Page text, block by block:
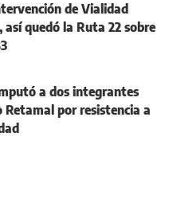
de Vialidad
así quedó la Ruta 22 sobre
a dos integrantes
Retamal por resistencia a